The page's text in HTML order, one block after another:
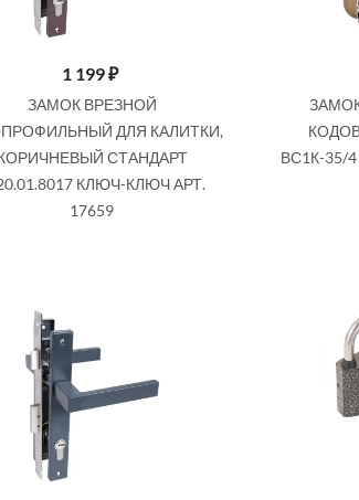
199₽ 229 ₽
ШАРИКОВАЯ TRODOS
(БРОНЗА) 206014
159₽
ЦИЛИНДРОВЫЙ
60MM
1 199₽
ЗАМОК ВРЕЗНОЙ
ДЛЯ КАЛИТКИ,
СТАНДАРТ
КЛЮЧ-КЛЮЧ АРТ.
17659
ВС1К-35/